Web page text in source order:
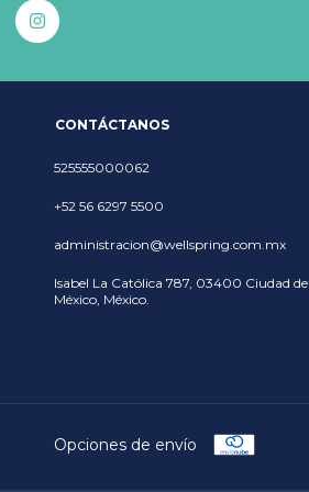
CONTÁCTANOS
525555000062
+52 56 6297 5500
administracion@wellspring.com.mx
Isabel La Católica 787, 03400 Ciudad de
México, México.
Opciones de envío